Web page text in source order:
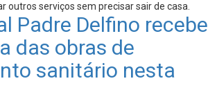
outros serviços sem precisar sair de casa.
Padre Delfino recebe
das obras de
sanitário nesta